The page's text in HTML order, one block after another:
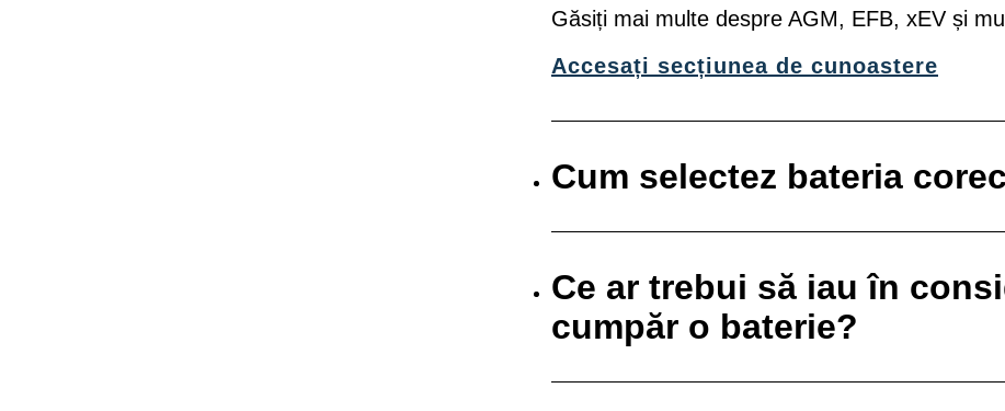
Găsiți mai multe despre AGM, EFB, xEV și
Accesați secțiunea de cunoastere
Cum selectez bateria
Ce ar trebui să iau în
cumpăr o baterie?